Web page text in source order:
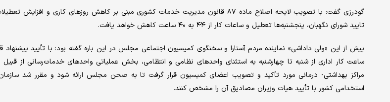
گودرزی گفت: با تصویب لایحه اصلاح ماده ۸۷ قانون مدیریت خدمات کشوری مبنی بر کاهش روزهای کاری و
تایید شورای نگهبان، پنجشنبه‌ها تعطیل و ساعات کار از ۴۴ به ۴۰ ساعت کاهش خواهد یافت.
ساعت کار اداری از شنبه تا چهارشنبه به استثنای واحدهای نظامی و انتظامی، بخش عملیاتی واحدهای خدمات‌رسانی از قبیل
مراکز بهداشتی- درمانی مورد تأکید و تصویب اعضای کمیسیون قرار گرفت تا به صحن مجلس ارائه شود و مقرر شد سازمان
استخدامی کشور با تأیید هیات وزیران مصادیق آن را مشخص کنند.